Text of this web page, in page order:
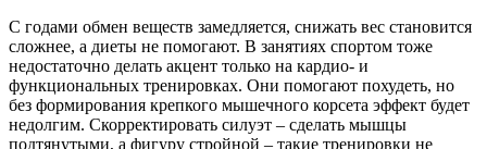
С годами обмен веществ замедляется, снижать вес становится
сложнее, а диеты не помогают. В занятиях спортом тоже
недостаточно делать акцент только на кардио- и
функциональных тренировках. Они помогают похудеть, но
без формирования крепкого мышечного корсета эффект будет
недолгим. Скорректировать силуэт – сделать мышцы
подтянутыми, а фигуру стройной – такие тренировки не